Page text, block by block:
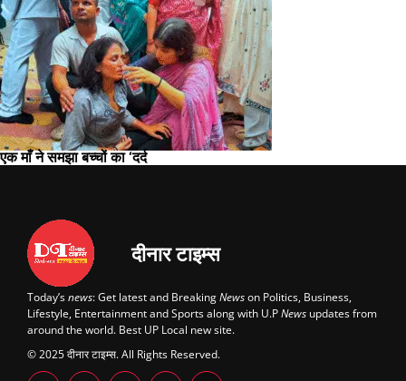
एक माँ ने समझा बच्चों का ‘दर्द
दीनार टाइम्स
Today’snews: Get latest and BreakingNewson Politics, Business,
Lifestyle, Entertainment and Sports along with U.PNews updates from
around the world. Best UP Local new site.
© 2025 दीनार टाइम्स. All Rights Reserved.